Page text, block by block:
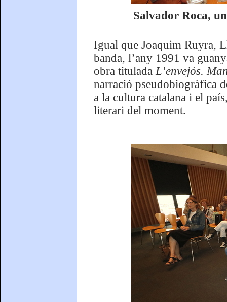
Salvador Roca,
Igual que Joaquim Ruyra,
banda, l’any 1991 va
obra titulada L’envejós.
narració pseudobiogràfica
a la cultura catalana i el
literari del moment.